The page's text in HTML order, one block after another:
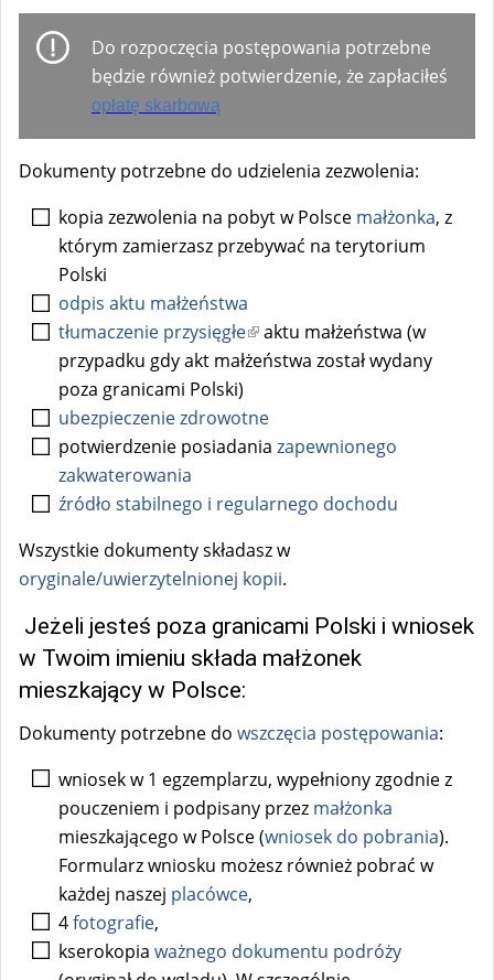
Do rozpoczęcia postępowania potrzebne
będzie również potwierdzenie, że zapłaciłeś
opłatę skarbową
Dokumenty potrzebne do udzielenia zezwolenia:
kopia zezwolenia na pobyt w Polsce małżonka, z
którym zamierzasz przebywać na terytorium
Polski
odpis aktu małżeństwa
tłumaczenie przysięgłe(
l
n
k
s
x
t
e
l
aktu małżeństwa (w
przypadku gdy akt małżeństwa został wydany
poza granicami Polski)
ubezpieczenie zdrowotne
potwierdzenie posiadania zapewnionego
zakwaterowania
źródło stabilnego i regularnego dochodu
Wszystkie dokumenty składasz w
oryginale/uwierzytelnionej kopii.
Jeżeli jesteś poza granicami Polski i wniosek
w Twoim imieniu składa małżonek
mieszkający w Polsce:
Dokumenty potrzebne do wszczęcia postępowania:
wniosek w 1 egzemplarzu, wypełniony zgodnie z
pouczeniem i podpisany przez małżonka
mieszkającego w Polsce (wniosek do pobrania).
Formularz wniosku możesz również pobrać w
każdej naszej placówce,
4fotografie,
kserokopia ważnego dokumentu podróży